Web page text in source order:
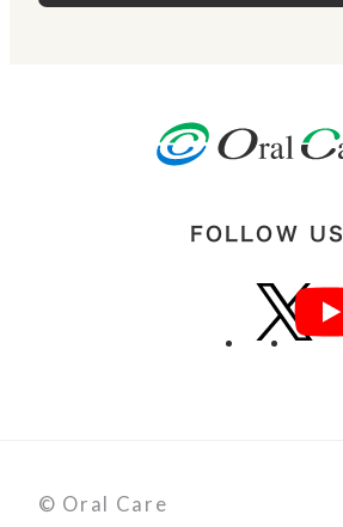
FOLLOW US
© Oral Care